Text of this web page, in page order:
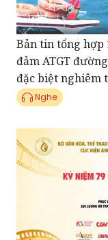
Bản tin tổng hợp
đảm ATGT
đặc biệt nghiêm
Nghe